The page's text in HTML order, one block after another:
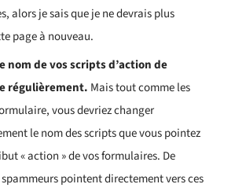
alors je sais que je ne devrais plus
page à nouveau.
nom de vos scripts d’action de
régulièrement. Mais tout comme les
vous devriez changer
le nom des scripts que vous pointez
« action » de vos formulaires. De
pointent directement vers ces